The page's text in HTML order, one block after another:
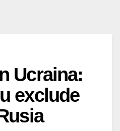
Ucraina:
exclude